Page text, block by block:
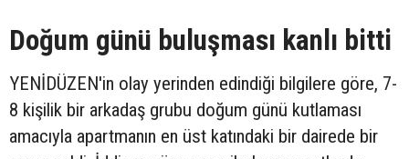
Doğum günü buluşması kanlı bitti
YENİDÜZEN'in olay yerinden edindiği bilgilere göre, 7-
8 kişilik bir arkadaş grubu doğum günü kutlaması
amacıyla apartmanın en üst katındaki bir dairede bir